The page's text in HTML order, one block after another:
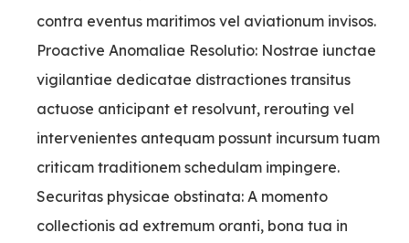
contra eventus maritimos vel aviationum invisos.
Proactive Anomaliae Resolutio: Nostrae iunctae
vigilantiae dedicatae distractiones transitus
actuose anticipant et resolvunt, rerouting vel
intervenientes antequam possunt incursum tuam
criticam traditionem schedulam impingere.
Securitas physicae obstinata: A momento
collectionis ad extremum oranti, bona tua in